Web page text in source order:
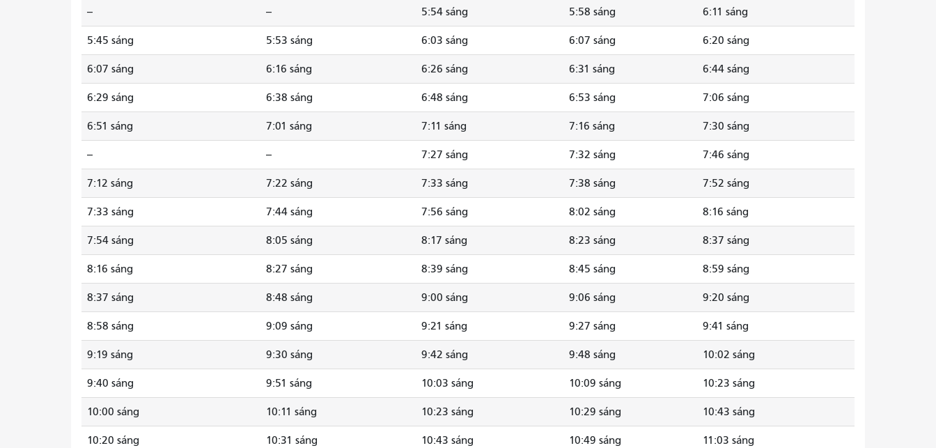
-- -- 5:54 sáng 5:58 sáng 6:11 sáng
5:45 sáng 5:53 sáng 6:03 sáng 6:07 sáng 6:20 sáng
6:07 sáng 6:16 sáng 6:26 sáng 6:31 sáng 6:44 sáng
6:29 sáng 6:38 sáng 6:48 sáng 6:53 sáng 7:06 sáng
6:51 sáng 7:01 sáng 7:11 sáng 7:16 sáng 7:30 sáng
-- -- 7:27 sáng 7:32 sáng 7:46 sáng
7:12 sáng 7:22 sáng 7:33 sáng 7:38 sáng 7:52 sáng
7:33 sáng 7:44 sáng 7:56 sáng 8:02 sáng 8:16 sáng
7:54 sáng 8:05 sáng 8:17 sáng 8:23 sáng 8:37 sáng
8:16 sáng 8:27 sáng 8:39 sáng 8:45 sáng 8:59 sáng
8:37 sáng 8:48 sáng 9:00 sáng 9:06 sáng 9:20 sáng
8:58 sáng 9:09 sáng 9:21 sáng 9:27 sáng 9:41 sáng
9:19 sáng 9:30 sáng 9:42 sáng 9:48 sáng 10:02 sáng
9:40 sáng 9:51 sáng 10:03 sáng 10:09 sáng 10:23 sáng
10:00 sáng 10:11 sáng 10:23 sáng 10:29 sáng 10:43 sáng
10:20 sáng 10:31 sáng 10:43 sáng 10:49 sáng 11:03 sáng